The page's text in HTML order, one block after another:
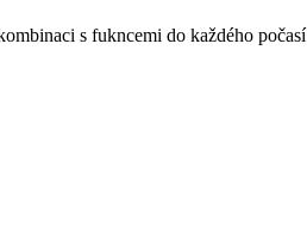
s fukncemi do každého počasí